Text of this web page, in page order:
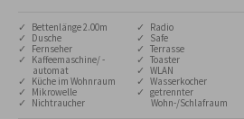
✓ Bettenlänge 2.00m
✓ Dusche
✓ Fernseher
✓ Kaffeemaschine/ -
automat
✓ Küche im Wohnraum
✓ Mikrowelle
✓ Nichtraucher
✓ Radio
✓ Safe
✓ Terrasse
✓ Toaster
✓ WLAN
✓ Wasserkocher
✓ getrennter
Wohn-/Schlafraum